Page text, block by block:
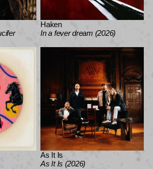
Haken
In a fever dream (2026)
As It Is
As It Is (2026)